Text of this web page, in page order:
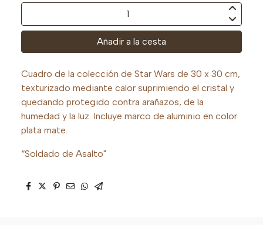
Añadir a la cesta
Cuadro de la colección de Star Wars de 30 x 30 cm,
texturizado mediante calor suprimiendo el cristal y
quedando protegido contra arañazos, de la
humedad y la luz. Incluye marco de aluminio en color
plata mate.
“Soldado de Asalto"